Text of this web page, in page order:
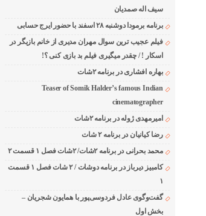
سیف اله صمدیان
برنامه برمودا دوشنبه ۲۸ اسفند با حضور ایرج حسابی
فیلم عجیب ترین سوال مهران مدیری از خانم بازیگر در
اسکار ! / چقدر میگیری فیلم بد بازی کنی ؟!
بهاره افشاری در برنامه ۲شات
Teaser of Somik Halder’s famous Indian
cinematographer
امیرمهدی ژوله در برنامه ۲شات
رضا کیانیان در برنامه ۲ شات
محمد بحرانی در برنامه ۲شات/ ۲شات فصل ۱ قسمت ۲
کامبیز دیرباز در برنامه دوشات / ۲ شات فصل ۱ قسمت
۱
گفت‌وگوی عادل فردوسی‌پور با همایون شجریان –
بخش اول